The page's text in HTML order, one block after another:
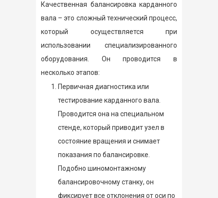
Качественная балансировка карданного
вала – это сложный технический процесс,
который осуществляется при
использовании специализированного
оборудования. Он проводится в
несколько этапов:
Первичная диагностика или
тестирование карданного вала.
Проводится она на специальном
стенде, который приводит узел в
состояние вращения и снимает
показания по балансировке.
Подобно шиномонтажному
балансировочному станку, он
фиксирует все отклонения от оси по